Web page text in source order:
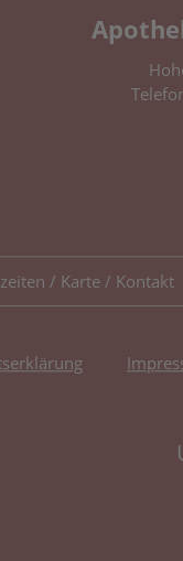
/ Karte / Kontakt